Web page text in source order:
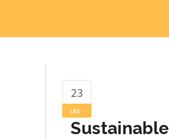
23
okt
Sustainable